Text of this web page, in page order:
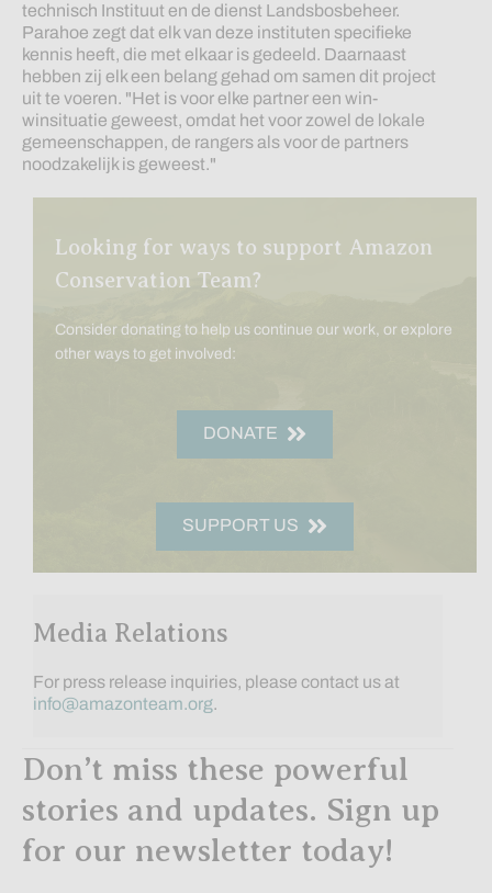
technisch Instituut en de dienst Landsbosbeheer.
Parahoe zegt dat elk van deze instituten specifieke
kennis heeft, die met elkaar is gedeeld. Daarnaast
hebben zij elk een belang gehad om samen dit project
uit te voeren. "Het is voor elke partner een win-
winsituatie geweest, omdat het voor zowel de lokale
gemeenschappen, de rangers als voor de partners
noodzakelijk is geweest."
Looking for ways to support Amazon
Conservation Team?
Consider donating to help us continue our work, or explore
other ways to get involved:
DONATE
SUPPORT US
Media Relations
For press release inquiries, please contact us at
info@amazonteam.org.
Don’t miss these powerful
stories and updates. Sign up
for our newsletter today!